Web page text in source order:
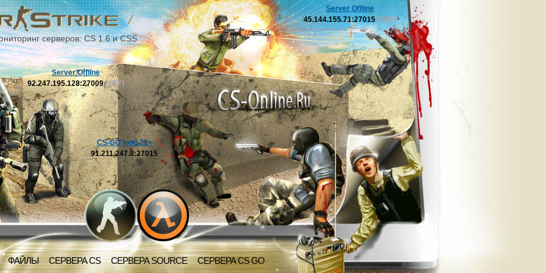
серверов: CS 1.6 и CSS
ФАЙЛЫ СЕРВЕРА CS СЕРВЕРА SOURCE СЕРВЕРА CS GO
Server Offline
92.247.195.128:27009[OFF]
CS-GO mod 21+
91.211.247.8:27015
Server Offline
45.144.155.71:27015 [OFF]